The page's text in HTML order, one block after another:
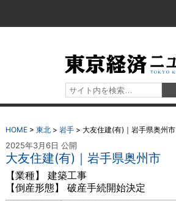
HOME> 東北> 岩手> 大友住建(有)｜岩手県奥州市
2025年3月6日 公開
大友住建(有)｜岩手県奥州市
【業種】 建築工事
【倒産形態】 破産手続開始決定